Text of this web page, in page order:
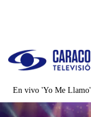
En vivo 'Yo Me Llamo'